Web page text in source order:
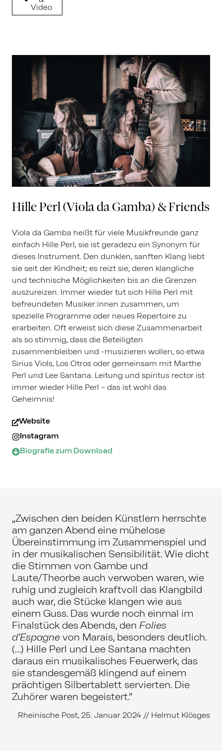
Video
Hille Perl (Viola da Gamba) & Friends
Viola da Gamba heißt für viele Musikfreunde ganz
einfach Hille Perl, sie ist geradezu ein Synonym für
dieses Instrument. Den dunklen, sanften Klang liebt
sie seit der Kindheit; es reizt sie, deren klangliche
und technische Möglichkeiten bis an die Grenzen
auszureizen. Immer wieder tut sich Hille Perl mit
befreundeten Musiker:innen zusammen, um
spezielle Programme oder neues Repertoire zu
erarbeiten. Oft erweist sich diese Zusammenarbeit
als so stimmig, dass die Beteiligten
zusammenbleiben und -musizieren wollen, so etwa
Sirius Viols, Los Otros oder gemeinsam mit Marthe
Perl und Lee Santana. Leitung und spiritus rector ist
immer wieder Hille Perl – das ist wohl das
Geheimnis!
Website
Instagram
Biografie zum Download
„Zwischen den beiden Künstlern herrschte
am ganzen Abend eine mühelose
Übereinstimmung im Zusammenspiel und
in der musikalischen Sensibilität. Wie dicht
die Stimmen von Gambe und
Laute/Theorbe auch verwoben waren, wie
ruhig und zugleich kraftvoll das Klangbild
auch war, die Stücke klangen wie aus
einem Guss. Das wurde noch einmal im
Finalstück des Abends, den Folies
d’Espagne von Marais, besonders deutlich.
(…) Hille Perl und Lee Santana machten
daraus ein musikalisches Feuerwerk, das
sie standesgemäß klingend auf einem
prächtigen Silbertablett servierten. Die
Zuhörer waren begeistert.”
Rheinische Post, 25. Januar 2024 // Helmut Klösges